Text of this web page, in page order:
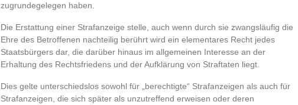
zugrundegelegen haben.
Die Erstattung einer Strafanzeige stelle, auch wenn durch sie zwangsläufig die
Ehre des Betroffenen nachteilig berührt wird ein elementares Recht jedes
Staatsbürgers dar, die darüber hinaus im allgemeinen Interesse an der
Erhaltung des Rechtsfriedens und der Aufklärung von Straftaten liegt.
Dies gelte unterschiedslos sowohl für „berechtigte“ Strafanzeigen als auch für
Strafanzeigen, die sich später als unzutreffend erweisen oder deren